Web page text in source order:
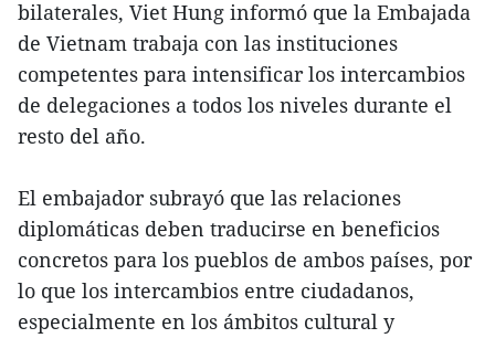
bilaterales, Viet Hung informó que la Embajada
de Vietnam trabaja con las instituciones
competentes para intensificar los intercambios
de delegaciones a todos los niveles durante el
resto del año.
El embajador subrayó que las relaciones
diplomáticas deben traducirse en beneficios
concretos para los pueblos de ambos países, por
lo que los intercambios entre ciudadanos,
especialmente en los ámbitos cultural y